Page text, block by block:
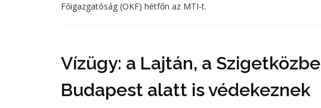
Főigazgatóság (OKF) hétfőn az MTI-t.
Vízügy: a Lajtán, a
Budapest alatt is védekeznek